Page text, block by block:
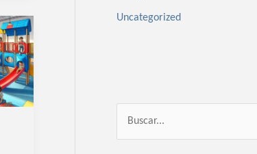
Uncategorized